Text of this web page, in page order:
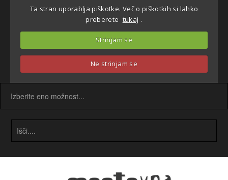
Ta stran uporablja piškotke. Več o piškotkih si lahko
preberete tukaj .
Strinjam se
Ne strinjam se